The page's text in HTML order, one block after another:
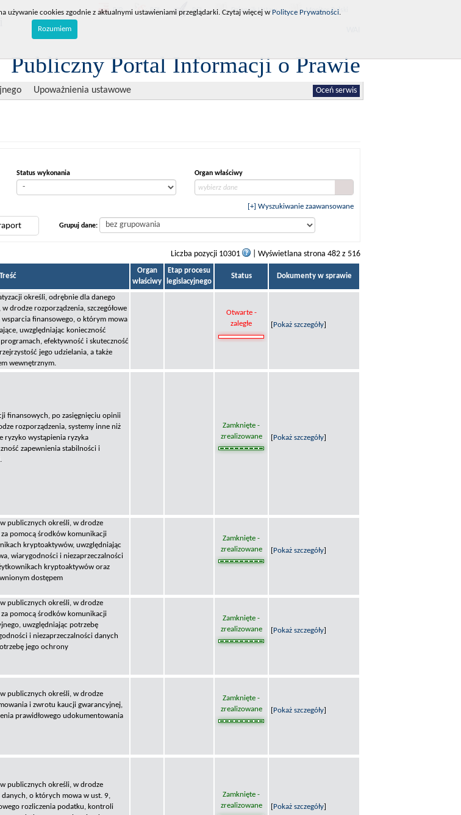
BIP RPL RCL Dziennik Ustaw Monitor Polski
Publiczny Portal Informacji o Prawie
Upoważnienia ustawowe Oceń serwis
Status wykonania Organ właściwy
wybierz dane
[+] Wyszukiwanie zaawansowane
Grupuj dane:
Liczba pozycji 10301 | Wyświetlana strona 482 z 516
Treść
Organ
właściwy
Etap procesu
legislacyjnego
Status Dokumenty w sprawie
określi, odrębnie dla danego
drodze rozporządzenia, szczegółowe
finansowego, o którym mowa
uwzględniając konieczność
efektywność i skuteczność
jego udzielania, a także
wewnętrznym.
Otwarte -
zaległe
Pokaż szczegóły
finansowych, po zasięgnięciu opinii
rozporządzenia, systemy inne niż
ryzyko wystąpienia ryzyka
zapewnienia stabilności i
Zamknięte -
zrealizowane
Pokaż szczegóły
publicznych określi, w drodze
pomocą środków komunikacji
kryptoaktywów, uwzględniając
wiarygodności i niezaprzeczalności
kryptoaktywów oraz
dostępem
Zamknięte -
zrealizowane
Pokaż szczegóły
publicznych określi, w drodze
pomocą środków komunikacji
uwzględniając potrzebę
i niezaprzeczalności danych
jego ochrony
Zamknięte -
zrealizowane
Pokaż szczegóły
publicznych określi, w drodze
i zwrotu kaucji gwarancyjnej,
prawidłowego udokumentowania
Zamknięte -
zrealizowane
Pokaż szczegóły
publicznych określi, w drodze
danych, o których mowa w ust. 9,
rozliczenia podatku, kontroli
Zamknięte -
zrealizowane
Pokaż szczegóły
używanie cookies zgodnie z aktualnymi ustawieniami przeglądarki. Czytaj więcej w Polityce Prywatności.
Rozumiem